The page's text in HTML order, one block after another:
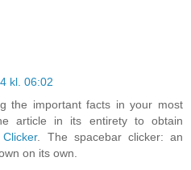
kl. 06:02
the important facts in your most
article in its entirety to obtain
. The spacebar clicker: an
on its own.